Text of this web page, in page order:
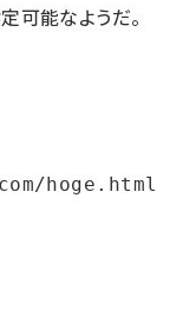
可能なようだ。
hoge.html